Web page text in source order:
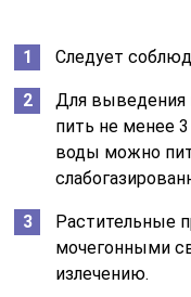
Следует
Для выведения
пить не менее
воды можно
Растительные
мочегонными
излечению.